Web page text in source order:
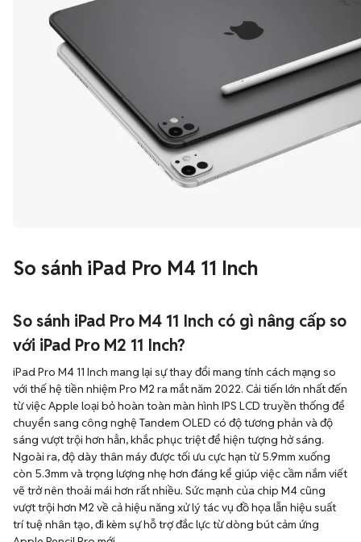
So sánh iPad Pro M4 11 Inch
So sánh iPad Pro M4 11 Inch có gì nâng cấp so
với iPad Pro M2 11 Inch?
iPad Pro M4 11 Inch mang lại sự thay đổi mang tính cách mạng so
với thế hệ tiền nhiệm Pro M2 ra mắt năm 2022. Cải tiến lớn nhất đến
từ việc Apple loại bỏ hoàn toàn màn hình IPS LCD truyền thống để
chuyển sang công nghệ Tandem OLED có độ tương phản và độ
sáng vượt trội hơn hẳn, khắc phục triệt để hiện tượng hở sáng.
Ngoài ra, độ dày thân máy được tối ưu cực hạn từ 5.9mm xuống
còn 5.3mm và trọng lượng nhẹ hơn đáng kể giúp việc cầm nắm viết
vẽ trở nên thoải mái hơn rất nhiều. Sức mạnh của chip M4 cũng
vượt trội hơn M2 về cả hiệu năng xử lý tác vụ đồ họa lẫn hiệu suất
trí tuệ nhân tạo, đi kèm sự hỗ trợ đắc lực từ dòng bút cảm ứng